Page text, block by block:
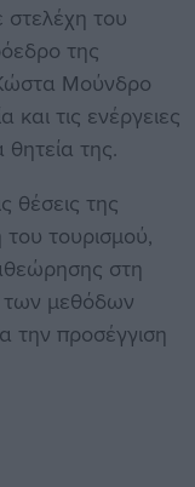
του
της
Μούνδρο
τις ενέργειες
της.
θέσεις της
τουρισμού,
στη
των μεθόδων
την προσέγγιση